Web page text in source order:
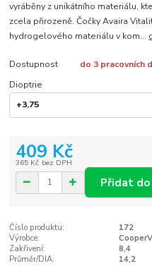
vyráběny z unikátního materiálu,
zcela přirozeně. Čočky Avaira
hydrogelového materiálu v kom...
Dostupnost
do 3 pracovních
Dioptrie
409 Kč
365 Kč bez DPH
Přidat
Číslo produktu:
172
Výrobce:
Zakřivení:
8,4
Průměr/DIA:
14,2